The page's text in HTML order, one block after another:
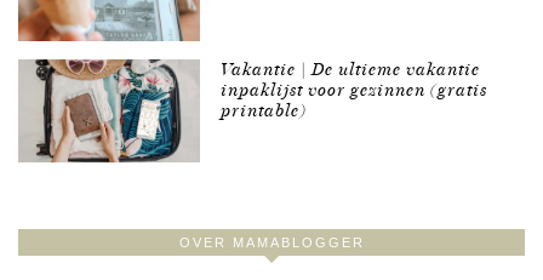
Vakantie | De ultieme vakantie
inpaklijst voor gezinnen (gratis
printable)
OVER MAMABLOGGER